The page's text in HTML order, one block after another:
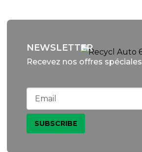
NEWSLETTER
Recevez nos offres spéciales